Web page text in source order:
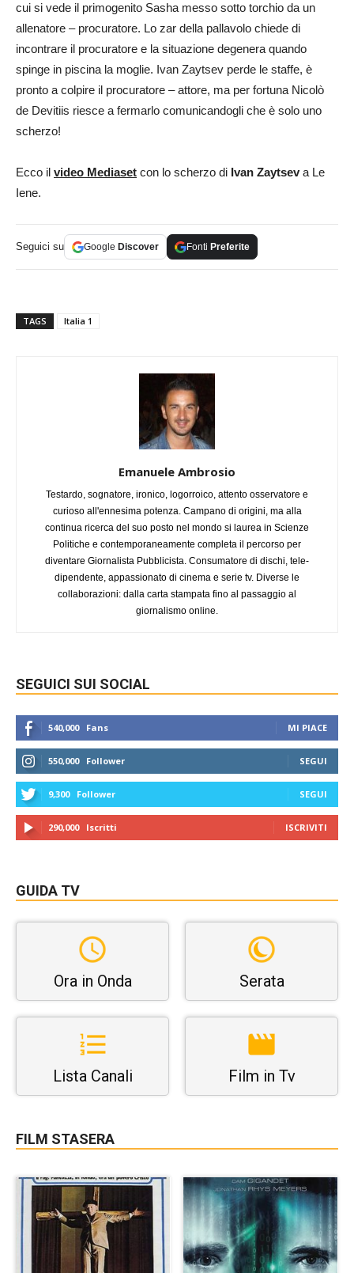
cui si vede il primogenito Sasha messo sotto torchio da un
allenatore – procuratore. Lo zar della pallavolo chiede di
incontrare il procuratore e la situazione degenera quando
spinge in piscina la moglie. Ivan Zaytsev perde le staffe, è
pronto a colpire il procuratore – attore, ma per fortuna Nicolò
de Devitiis riesce a fermarlo comunicandogli che è solo uno
scherzo!
Ecco il video Mediaset con lo scherzo di Ivan Zaytseva Le
Iene.
Seguici su Google Discover Fonti Preferite
TAGS Italia 1
Emanuele Ambrosio
Testardo, sognatore, ironico, logorroico, attento osservatore e
curioso all'ennesima potenza. Campano di origini, ma alla
continua ricerca del suo posto nel mondo si laurea in Scienze
Politiche e contemporaneamente completa il percorso per
diventare Giornalista Pubblicista. Consumatore di dischi, tele-
dipendente, appassionato di cinema e serie tv. Diverse le
collaborazioni: dalla carta stampata fino al passaggio al
giornalismo online.
SEGUICI SUI SOCIAL
540,000 Fans MI PIACE
550,000 Follower SEGUI
9,300 Follower SEGUI
290,000 Iscritti ISCRIVITI
GUIDA TV
Ora in Onda Serata
Lista Canali Film in Tv
FILM STASERA